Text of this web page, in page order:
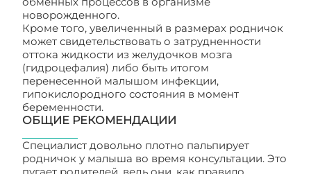
новорожденного.
Кроме того, увеличенный в размерах родничок
может свидетельствовать о затрудненности
оттока жидкости из желудочков мозга
(гидроцефалия) либо быть итогом
перенесенной малышом инфекции,
гипокислородного состояния в момент
беременности.
ОБЩИЕ РЕКОМЕНДАЦИИ
Специалист довольно плотно пальпирует
родничок у малыша во время консультации. Это